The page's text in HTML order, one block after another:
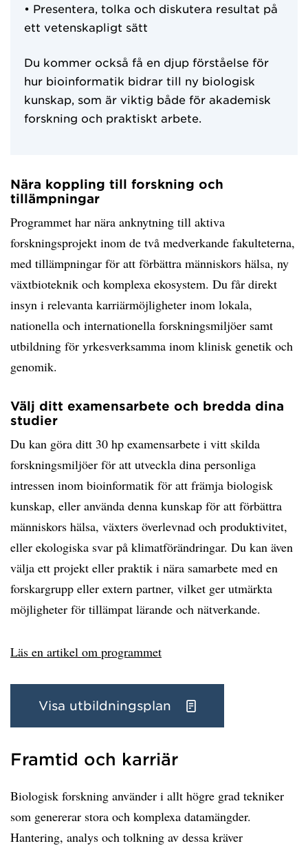
• Presentera, tolka och diskutera resultat på
ett vetenskapligt sätt
Du kommer också få en djup förståelse för
hur bioinformatik bidrar till ny biologisk
kunskap, som är viktig både för akademisk
forskning och praktiskt arbete.
Nära koppling till forskning och
tillämpningar
Programmet har nära anknytning till aktiva
forskningsprojekt inom de två medverkande fakulteterna,
med tillämpningar för att förbättra människors hälsa, ny
växtbioteknik och komplexa ekosystem. Du får direkt
insyn i relevanta karriärmöjligheter inom lokala,
nationella och internationella forskningsmiljöer samt
utbildning för yrkesverksamma inom klinisk genetik och
genomik.
Välj ditt examensarbete och bredda dina
studier
Du kan göra ditt 30 hp examensarbete i vitt skilda
forskningsmiljöer för att utveckla dina personliga
intressen inom bioinformatik för att främja biologisk
kunskap, eller använda denna kunskap för att förbättra
människors hälsa, växters överlevnad och produktivitet,
eller ekologiska svar på klimatförändringar. Du kan även
välja ett projekt eller praktik i nära samarbete med en
forskargrupp eller extern partner, vilket ger utmärkta
möjligheter för tillämpat lärande och nätverkande.
Läs en artikel om programmet
Visa utbildningsplan
Framtid och karriär
Biologisk forskning använder i allt högre grad tekniker
som genererar stora och komplexa datamängder.
Hantering, analys och tolkning av dessa kräver